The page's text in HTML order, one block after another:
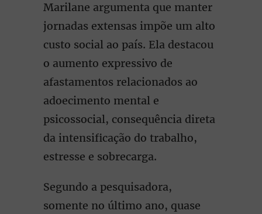
Marilane argumenta que manter
jornadas extensas impõe um alto
custo social ao país. Ela destacou
o aumento expressivo de
afastamentos relacionados ao
adoecimento mental e
psicossocial, consequência direta
da intensificação do trabalho,
estresse e sobrecarga.
Segundo a pesquisadora,
somente no último ano, quase